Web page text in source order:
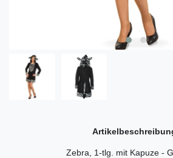
Zebra, 1-tlg. mit Kapuze -